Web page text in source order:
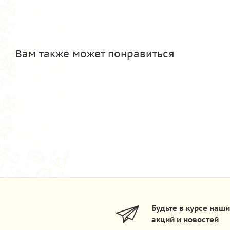
Вам также может понравиться
Будьте в курсе
акций и новостей